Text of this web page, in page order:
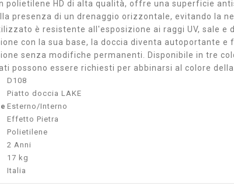
polietilene HD di alta qualità, offre una superficie
presenza di un drenaggio orizzontale, evitando la
è resistente all'esposizione ai raggi UV, sale e
con la sua base, la doccia diventa autoportante
senza modifiche permanenti. Disponibile in tre
possono essere richiesti per abbinarsi al colore della
D108
Piatto doccia LAKE
Esterno/Interno
Effetto Pietra
Polietilene
2 Anni
17 kg
Italia